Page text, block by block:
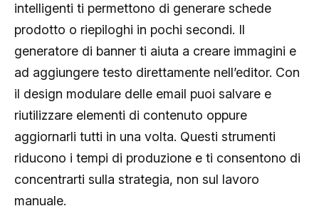
intelligenti ti permettono di generare schede
prodotto o riepiloghi in pochi secondi. Il
generatore di banner ti aiuta a creare immagini e
ad aggiungere testo direttamente nell’editor. Con
il design modulare delle email puoi salvare e
riutilizzare elementi di contenuto oppure
aggiornarli tutti in una volta. Questi strumenti
riducono i tempi di produzione e ti consentono di
concentrarti sulla strategia, non sul lavoro
manuale.